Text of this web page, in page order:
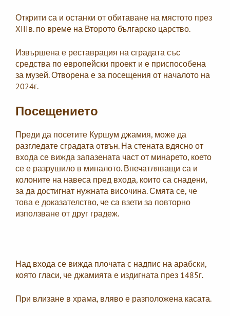
Открити са и останки от обитаване на мястото през
XIIIв. по време на Второто българско царство.
Извършена е реставрация на сградата със
средства по европейски проект и е приспособена
за музей. Отворена е за посещения от началото на
2024г.
Посещението
Преди да посетите Куршум джамия, може да
разгледате сградата отвън. На стената вдясно от
входа се вижда запазената част от минарето, което
се е разрушило в миналото. Впечатляващи са и
колоните на навеса пред входа, които са снадени,
за да достигнат нужната височина. Смята се, че
това е доказателство, че са взети за повторно
използване от друг градеж.
Над входа се вижда плочата с надпис на арабски,
която гласи, че джамията е издигната през 1485г.
При влизане в храма, вляво е разположена касата.